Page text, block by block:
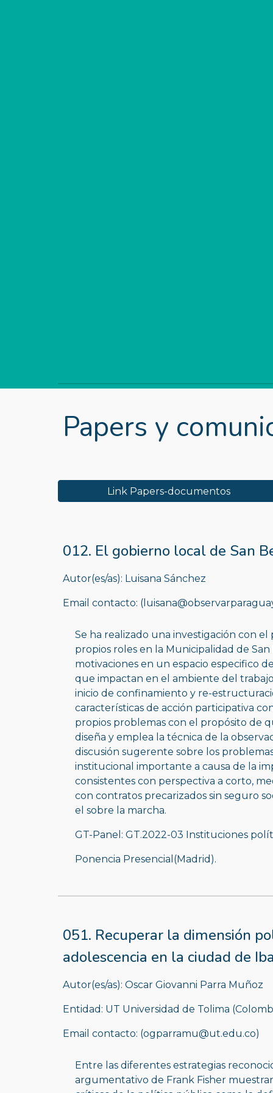
Papers y
Link Papers-documentos
012. El gobierno local de San
Autor(es/as): Luisana Sánchez
Email contacto:
Se ha realizado una investigación con
propios roles en la Municipalidad de
motivaciones en un espacio especifico
que impactan en el ambiente del
inicio de confinamiento y re-
características de acción participativa
propios problemas con el propósito de
diseña y emplea la técnica de la
discusión sugerente sobre los
institucional importante a causa de la
consistentes con perspectiva a corto,
con contratos precarizados sin seguro
el sobre la marcha.
GT-Panel: GT.2022-03 Instituciones
Ponencia Presencial(Madrid).
051. Recuperar la dimensión
adolescencia en la ciudad de
Autor(es/as): Oscar Giovanni Parra Muñoz
Entidad: UT Universidad de Tolima
Email contacto: (ogparramu@ut.edu.co)
Entre las diferentes estrategias
argumentativo de Frank Fisher